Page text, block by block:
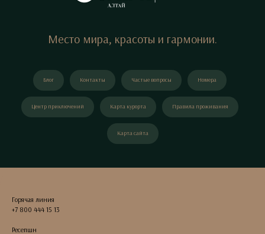
Место мира, красоты и гармонии.
Блог Контакты Частые вопросы Номера
Центр приключений Карта курорта Правила проживания
Карта сайта
Горячая линия
+7 800 444 15 13
Ресепшн